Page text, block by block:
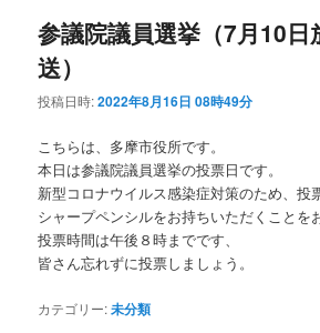
参議院議員選挙（7月10日
送）
投稿日時:2022年8月16日 08時49分
こちらは、多摩市役所です。
本日は参議院議員選挙の投票日です。
新型コロナウイルス感染症対策のため、投
シャープペンシルをお持ちいただくことを
投票時間は午後８時までです、
皆さん忘れずに投票しましょう。
カテゴリー:未分類